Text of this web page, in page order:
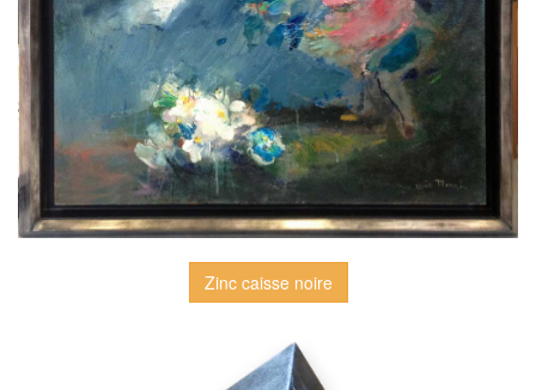
Zinc caisse noire